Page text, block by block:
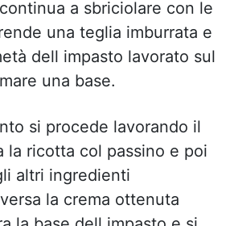
a sbriciolare con le
una teglia imburrata e
dell impasto lavorato sul
una base.
si procede lavorando il
la ricotta col passino e poi
altri ingredienti
la crema ottenuta